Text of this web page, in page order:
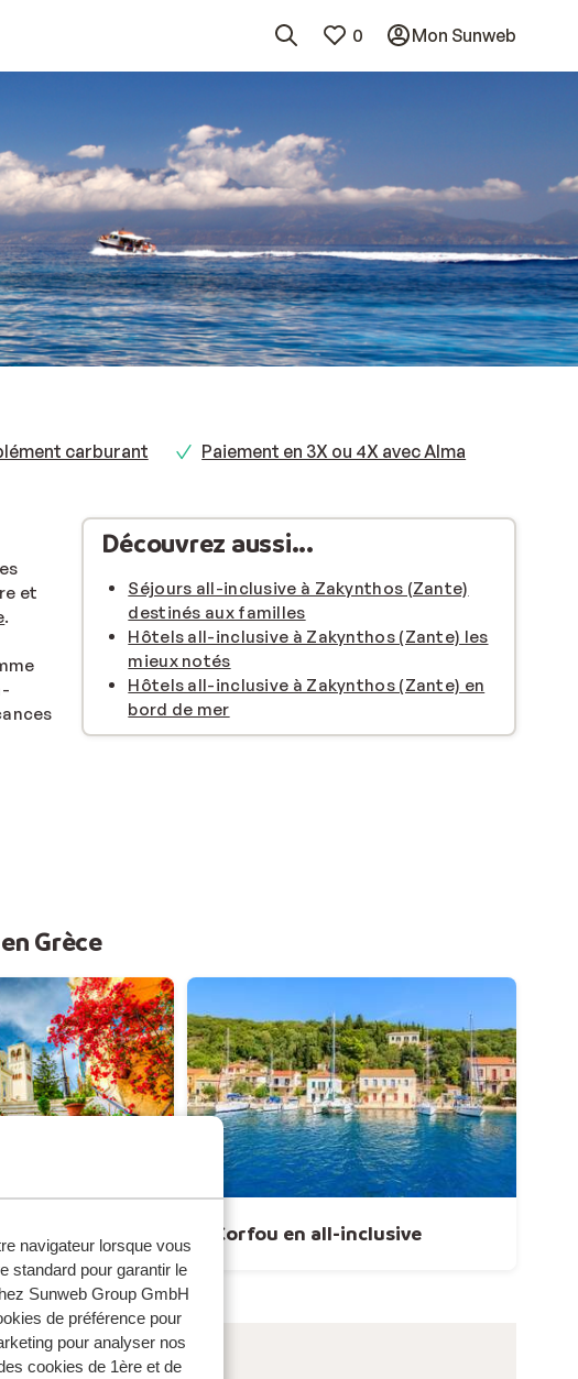
navigateur lorsque vous
standard pour garantir le
Sunweb Group GmbH
de préférence pour
pour analyser nos
cookies de 1ère et de
0 Mon Sunweb
carburant Paiement en 3X ou 4X avec Alma
et
.
Découvrez aussi...
Séjours all-inclusive à Zakynthos (Zante)
destinés aux familles
Hôtels all-inclusive à Zakynthos (Zante) les
mieux notés
Hôtels all-inclusive à Zakynthos (Zante) en
bord de mer
Grèce
Corfou en all-inclusive